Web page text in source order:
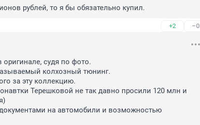
рублей, то я бы обязательно купил.
+2 –0
оригинале, судя по фото.
колхозный тюнинг.
за эту коллекцию.
Терешковой не так давно просили 120 млн и
на автомобили и возможностью